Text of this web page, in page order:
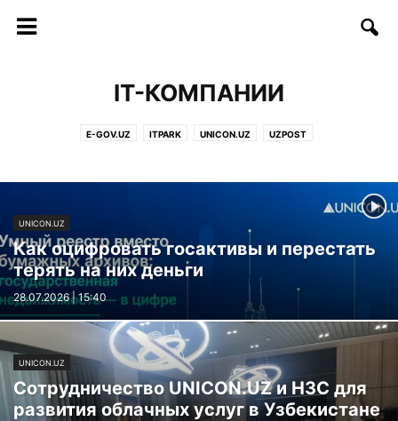
IT-КОМПАНИИ
E-GOV.UZ ITPARK UNICON.UZ UZPOST
UNICON.UZ
Как оцифровать госактивы и перестать
терять на них деньги
28.07.2026 | 15:40
UNICON.UZ
Сотрудничество UNICON.UZ и H3C для
развития облачных услуг в Узбекистане